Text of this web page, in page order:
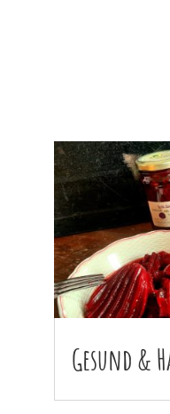
Gesund &